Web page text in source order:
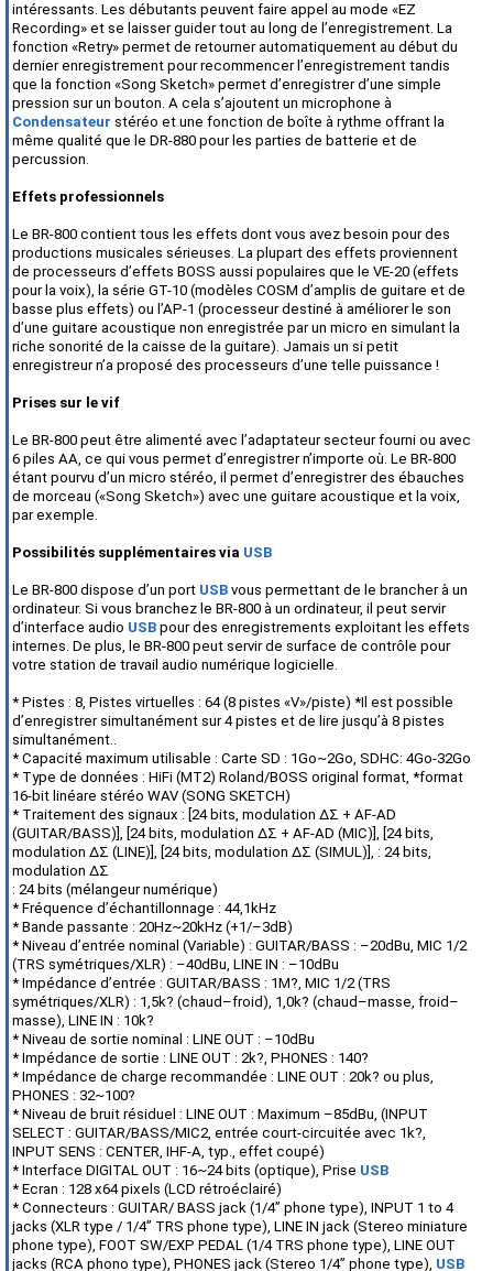
intéressants. Les débutants peuvent faire appel au mode «EZ
Recording» et se laisser guider tout au long de l’enregistrement. La
fonction «Retry» permet de retourner automatiquement au début du
dernier enregistrement pour recommencer l’enregistrement tandis
que la fonction «Song Sketch» permet d’enregistrer d’une simple
pression sur un bouton. A cela s’ajoutent un microphone à
Condensateur stéréo et une fonction de boîte à rythme offrant la
même qualité que le DR-880 pour les parties de batterie et de
percussion.
Effets professionnels
Le BR-800 contient tous les effets dont vous avez besoin pour des
productions musicales sérieuses. La plupart des effets proviennent
de processeurs d’effets BOSS aussi populaires que le VE-20 (effets
pour la voix), la série GT-10 (modèles COSM d’amplis de guitare et de
basse plus effets) ou l’AP-1 (processeur destiné à améliorer le son
d’une guitare acoustique non enregistrée par un micro en simulant la
riche sonorité de la caisse de la guitare). Jamais un si petit
enregistreur n’a proposé des processeurs d’une telle puissance !
Prises sur le vif
Le BR-800 peut être alimenté avec l’adaptateur secteur fourni ou avec
6 piles AA, ce qui vous permet d’enregistrer n’importe où. Le BR-800
étant pourvu d’un micro stéréo, il permet d’enregistrer des ébauches
de morceau («Song Sketch») avec une guitare acoustique et la voix,
par exemple.
Possibilités supplémentaires via USB
Le BR-800 dispose d’un port USB vous permettant de le brancher à un
ordinateur. Si vous branchez le BR-800 à un ordinateur, il peut servir
d’interface audio USB pour des enregistrements exploitant les effets
internes. De plus, le BR-800 peut servir de surface de contrôle pour
votre station de travail audio numérique logicielle.
* Pistes : 8, Pistes virtuelles : 64 (8 pistes «V»/piste) *Il est possible
d’enregistrer simultanément sur 4 pistes et de lire jusqu’à 8 pistes
simultanément..
* Capacité maximum utilisable : Carte SD : 1Go~2Go, SDHC: 4Go-32Go
* Type de données : HiFi (MT2) Roland/BOSS original format, *format
16-bit linéare stéréo WAV (SONG SKETCH)
* Traitement des signaux : [24 bits, modulation ΔΣ + AF-AD
(GUITAR/BASS)], [24 bits, modulation ΔΣ + AF-AD (MIC)], [24 bits,
modulation ΔΣ (LINE)], [24 bits, modulation ΔΣ (SIMUL)], : 24 bits,
modulation ΔΣ
: 24 bits (mélangeur numérique)
* Fréquence d’échantillonnage : 44,1kHz
* Bande passante : 20Hz~20kHz (+1/–3dB)
* Niveau d’entrée nominal (Variable) : GUITAR/BASS : –20dBu, MIC 1/2
(TRS symétriques/XLR) : –40dBu, LINE IN : –10dBu
* Impédance d’entrée : GUITAR/BASS : 1M?, MIC 1/2 (TRS
symétriques/XLR) : 1,5k? (chaud–froid), 1,0k? (chaud–masse, froid–
masse), LINE IN : 10k?
* Niveau de sortie nominal : LINE OUT : –10dBu
* Impédance de sortie : LINE OUT : 2k?, PHONES : 140?
* Impédance de charge recommandée : LINE OUT : 20k? ou plus,
PHONES : 32~100?
* Niveau de bruit résiduel : LINE OUT : Maximum –85dBu, (INPUT
SELECT : GUITAR/BASS/MIC2, entrée court-circuitée avec 1k?,
INPUT SENS : CENTER, IHF-A, typ., effet coupé)
* Interface DIGITAL OUT : 16~24 bits (optique), Prise USB
* Ecran : 128 x64 pixels (LCD rétroéclairé)
* Connecteurs : GUITAR/ BASS jack (1/4” phone type), INPUT 1 to 4
jacks (XLR type / 1/4” TRS phone type), LINE IN jack (Stereo miniature
phone type), FOOT SW/EXP PEDAL (1/4 TRS phone type), LINE OUT
jacks (RCA phono type), PHONES jack (Stereo 1/4” phone type), USB